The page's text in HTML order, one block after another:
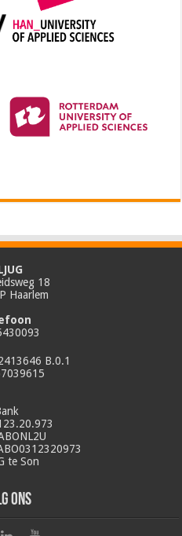
18
Haarlem
B.0.1
te Son
ons